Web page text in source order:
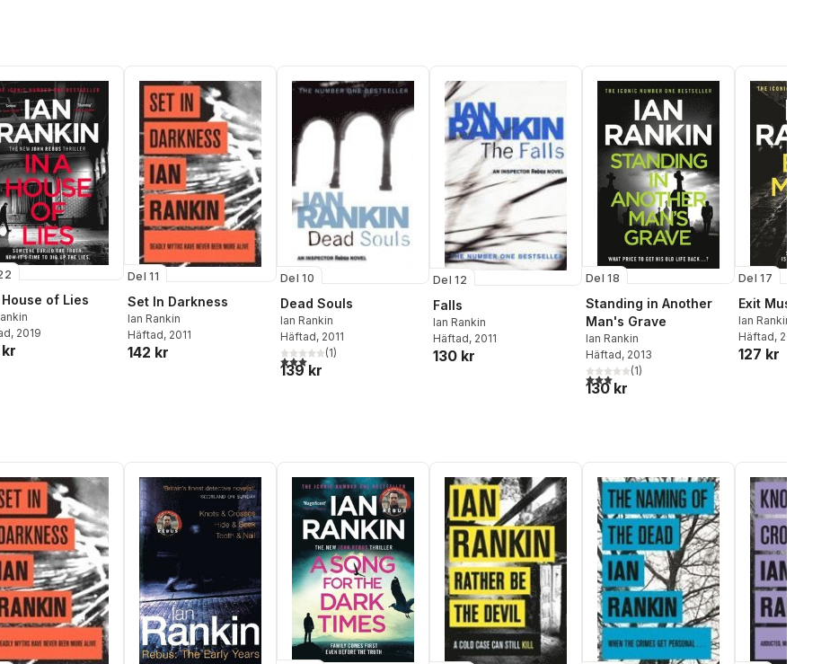
House of Lies
, 2019
kr
Del 11
Set In Darkness
Ian Rankin
Häftad, 2011
142 kr
Del 10
Dead Souls
Ian Rankin
Häftad, 2011
3,0utav 5 stjärnor. Totalt antal röster:
(1)
139 kr
Del 12
Falls
Ian Rankin
Häftad, 2011
130 kr
Del 18
Standing in Another
Man's Grave
Ian Rankin
Häftad, 2013
3,0utav 5 stjärnor. Totalt antal röster:
(1)
130 kr
Del 17
Exit Music
Ian Rankin
Häftad, 2018
127 kr